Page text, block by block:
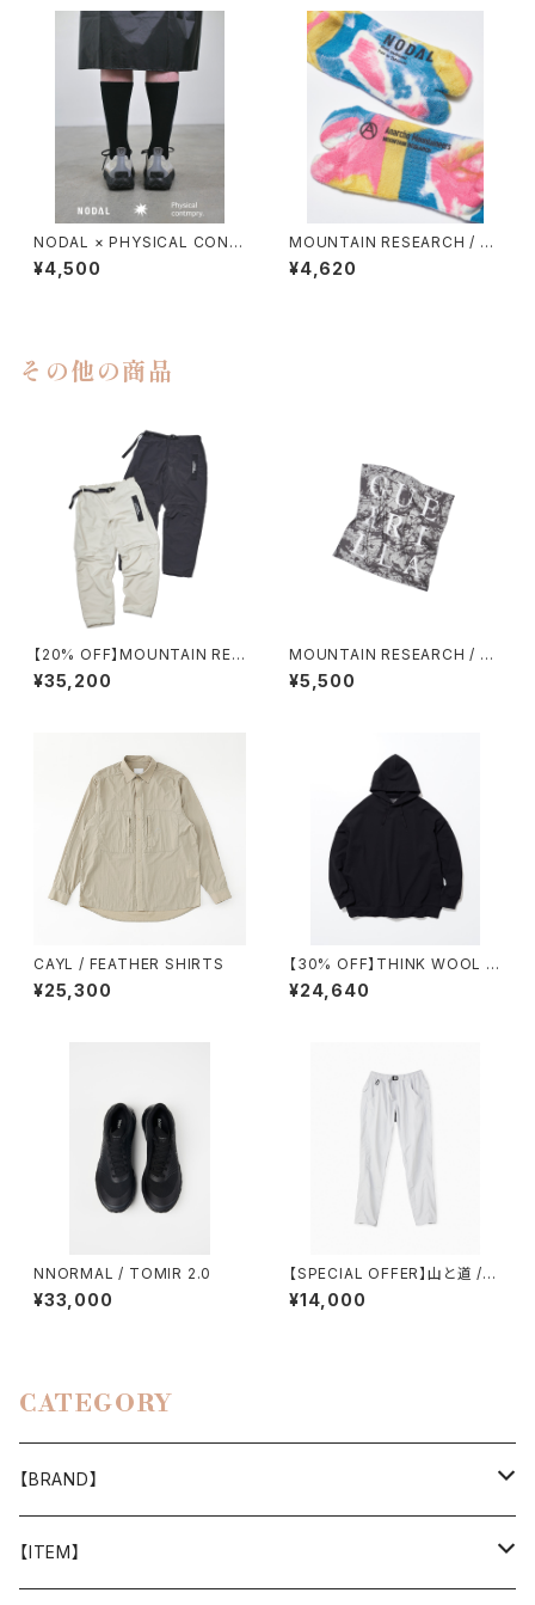
NODAL × PHYSICAL CONT
MPRY.
¥4,500
MOUNTAIN RESEARCH / TI
E DYE TABI
¥4,620
その他の商品
【20% OFF】MOUNTAIN RES
EARCH / ID PANTS +
¥35,200
MOUNTAIN RESEARCH / SP
LATRAIL BANDANA
¥5,500
CAYL / FEATHER SHIRTS
¥25,300
【30% OFF】THINK WOOL /
BRUSHED LINING PARKA
¥24,640
NNORMAL / TOMIR 2.0
¥33,000
【SPECIAL OFFER】山と道 /５
POCKET PANTS（WOMEN）
¥14,000
CATEGORY
【BRAND】
山と道
【ITEM】